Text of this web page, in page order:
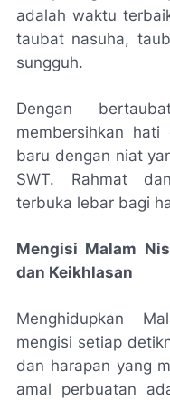
adalah waktu
taubat nasuha,
sungguh.
Dengan
membersihkan
baru dengan niat
SWT. Rahmat
terbuka lebar bagi
Mengisi Malam
dan Keikhlasan
Menghidupkan
mengisi setiap
dan harapan yang
amal perbuatan